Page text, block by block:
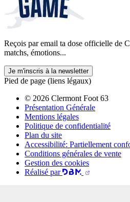
Reçois par email ta dose officielle de
matchs, émotions...
Je m'inscris à la newsletter
Pied de page (liens légaux)
© 2026 Clermont Foot 63
Présentation Générale
Mentions légales
Politique de confidentialité
Plan du site
Accessibilité: Partiellement
Conditions générales de vente
Gestion des cookies
Réalisé par